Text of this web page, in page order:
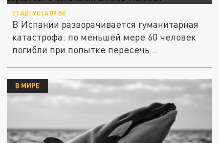
01 АВГУСТА 09:58
В Испании разворачивается гуманитарная
катастрофа: по меньшей мере 60 человек
погибли при попытке пересечь...
В МИРЕ